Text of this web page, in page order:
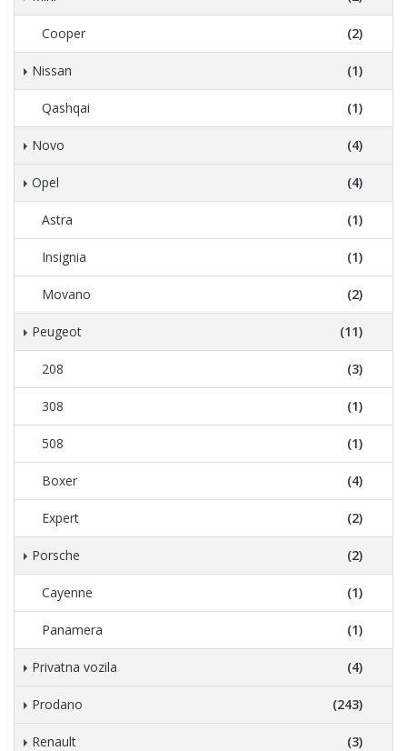
Cooper (2)
Nissan (1)
Qashqai (1)
Novo (4)
Opel (4)
Astra (1)
Insignia (1)
Movano (2)
Peugeot (11)
208 (3)
308 (1)
508 (1)
Boxer (4)
Expert (2)
Porsche (2)
Cayenne (1)
Panamera (1)
Privatna vozila (4)
Prodano (243)
Renault (3)